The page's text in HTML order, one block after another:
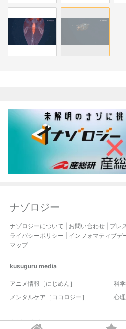
ナゾロジー
ナゾロジーについて お問い合わせ プレ
ライバシーポリシー
インフォマティブデ
マップ
kusuguru media
アニメ情報［にじめん］
科
メンタルケア［ココロジー］
心
© 2017-2026 nazology. all rights reserved.